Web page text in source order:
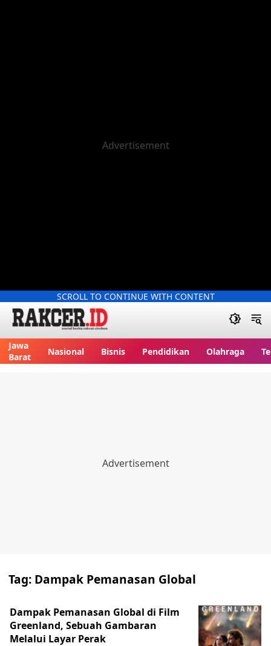
SCROLL TO CONTINUE WITH CONTENT
Jawa
Barat
Nasional Bisnis Pendidikan Olahraga
Tag: Dampak Pemanasan Global
Dampak Pemanasan Global di Film
Greenland, Sebuah Gambaran
Melalui Layar Perak